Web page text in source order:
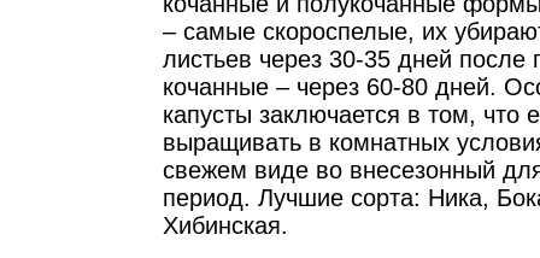
– самые скороспелые, их
листьев через 30-35 дней после
кочанные – через 60-80 дней.
капусты заключается в том, что
выращивать в комнатных
свежем виде во внесезонный
период. Лучшие сорта: Ника,
Хибинская.